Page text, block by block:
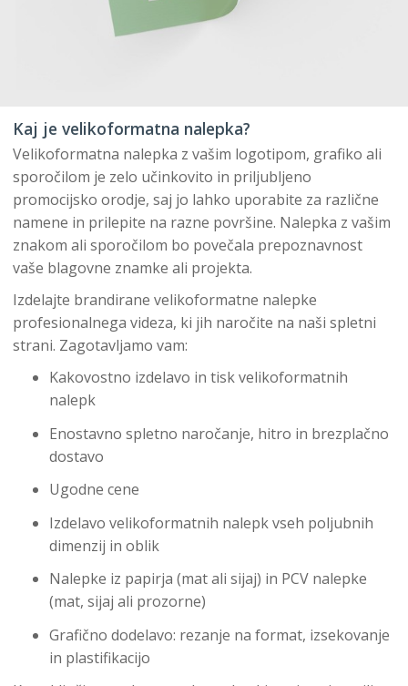
Kaj je velikoformatna nalepka?
Velikoformatna nalepka z vašim logotipom, grafiko ali
sporočilom je zelo učinkovito in priljubljeno
promocijsko orodje, saj jo lahko uporabite za različne
namene in prilepite na razne površine. Nalepka z vašim
znakom ali sporočilom bo povečala prepoznavnost
vaše blagovne znamke ali projekta.
Izdelajte brandirane velikoformatne nalepke
profesionalnega videza, ki jih naročite na naši spletni
strani. Zagotavljamo vam:
Kakovostno izdelavo in tisk velikoformatnih
nalepk
Enostavno spletno naročanje, hitro in brezplačno
dostavo
Ugodne cene
Izdelavo velikoformatnih nalepk vseh poljubnih
dimenzij in oblik
Nalepke iz papirja (mat ali sijaj) in PCV nalepke
(mat, sijaj ali prozorne)
Grafično dodelavo: rezanje na format, izsekovanje
in plastifikacijo